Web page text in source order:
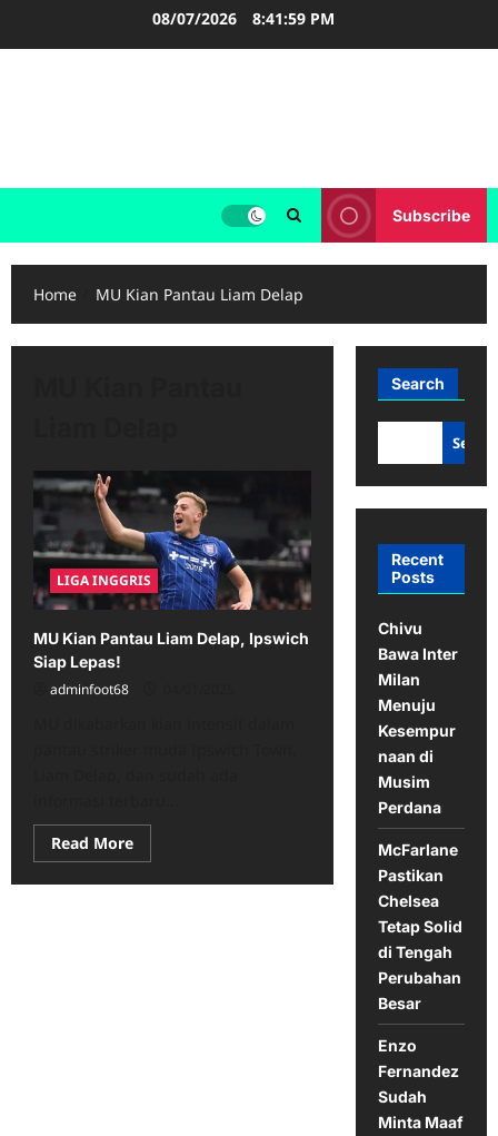
08/07/2026 8:42:00 PM
Subscribe
Home MU Kian Pantau Liam Delap
LIGA INGGRIS
MU Kian Pantau Liam Delap, Ipswich
Siap Lepas!
adminfoot68
Read MoreRead
more
MU
Search
Recent
Posts
Chivu
Bawa Inter
Milan
Menuju
Kesempur
naan di
Musim
Perdana
McFarlane
Pastikan
Chelsea
Tetap Solid
di Tengah
Perubahan
Besar
Enzo
Fernandez
Sudah
Minta Maaf